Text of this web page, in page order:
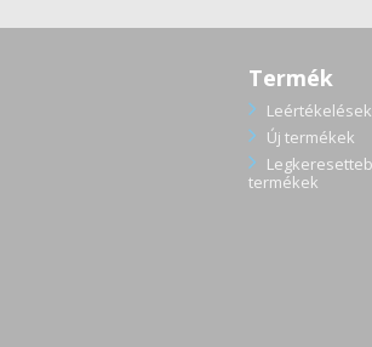
Termék
Leértékelések
Új termékek
Legkeresetteb
termékek